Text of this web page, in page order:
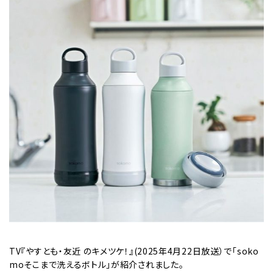
TV『やすとも・友近 のキメツケ！』(2025年4月22日放送）で「soko
moそこまで洗えるボトル」が紹介されました。